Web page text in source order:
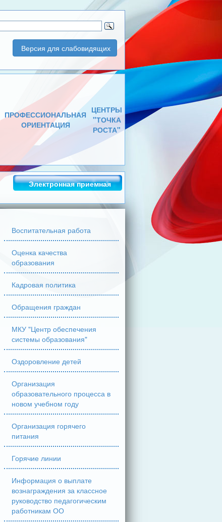
Версия для слабовидящих
ПРОФЕССИОНАЛЬНАЯ
ОРИЕНТАЦИЯ
ЦЕНТРЫ
"ТОЧКА
РОСТА"
Электронная приемная
Воспитательная работа
Оценка качества
образования
Кадровая политика
Обращения граждан
МКУ "Центр обеспечения
системы образования"
Оздоровление детей
Организация
образовательного процесса в
новом учебном году
Организация горячего
питания
Горячие линии
Информация о выплате
вознаграждения за классное
руководство педагогическим
работникам ОО